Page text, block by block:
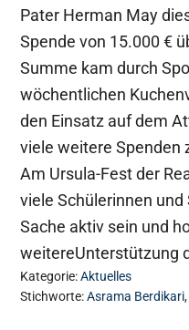
Pater Herman May
Spende von 15.000 €
Summe kam durch
wöchentlichen
den Einsatz auf dem
viele weitere Spenden
Am Ursula-Fest der
viele Schülerinnen
Sache aktiv sein und
weitereUnterstützung
Kategorie:Aktuelles
Stichworte:Asrama Berdikari